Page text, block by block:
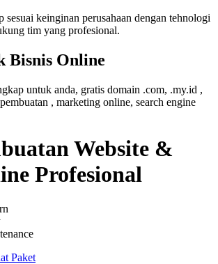
keinginan perusahaan dengan tehnologi
tim yang profesional.
Bisnis Online
untuk anda, gratis domain .com, .my.id ,
, marketing online, search engine
Website &
Profesional
Paket